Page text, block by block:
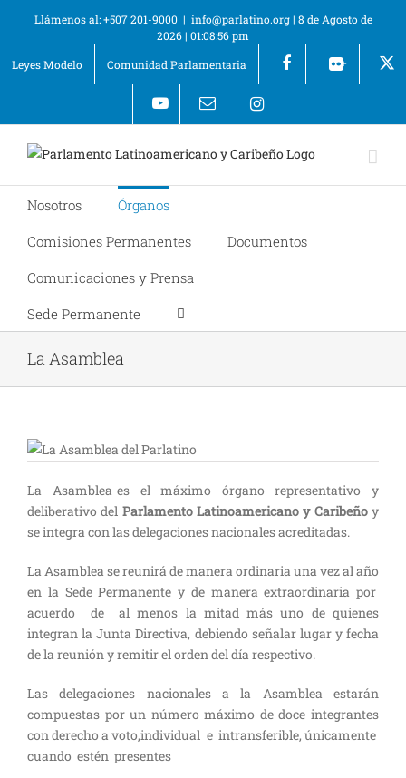
Llámenos al: +507 201-9000 | info@parlatino.org| 8 de Agosto de
2026| 01:08:57 pm
Leyes Modelo
Comunidad Parlamentaria +
Nosotros
Órganos
Comisiones Permanentes
Documentos
Comunicaciones y Prensa
Sede Permanente
La Asamblea
La Asamblea es el máximo órgano representativo y
deliberativo del Parlamento Latinoamericano y Caribeñoy
se integra con las delegaciones nacionales acreditadas.
La Asamblea se reunirá de manera ordinaria una vez al año
en la Sede Permanente y de manera extraordinaria por
acuerdo de al menos la mitad más uno de quienes
integran la Junta Directiva, debiendo señalar lugar y fecha
de la reunión y remitir el orden del día respectivo.
Las delegaciones nacionales a la Asamblea estarán
compuestas por un número máximo de doce integrantes
con derecho a voto,individual e intransferible, únicamente
cuando estén presentes